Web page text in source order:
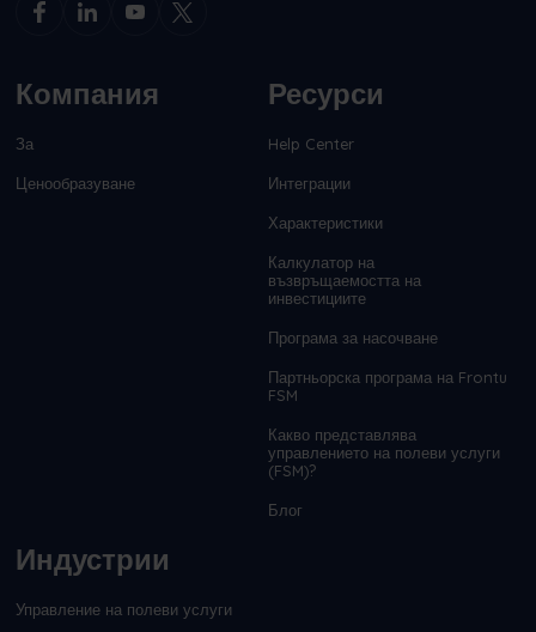
Компания
За
Ценообразуване
Ресурси
Help Center
Интеграции
Характеристики
Калкулатор на
възвръщаемостта на
инвестициите
Програма за насочване
Партньорска програма на Frontu
FSM
Какво представлява
управлението на полеви услуги
(FSM)?
Блог
Индустрии
Управление на полеви услуги